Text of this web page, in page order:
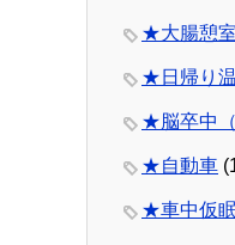
★大腸憩室
★日帰り
★脳卒中（
★自動車
★車中仮眠